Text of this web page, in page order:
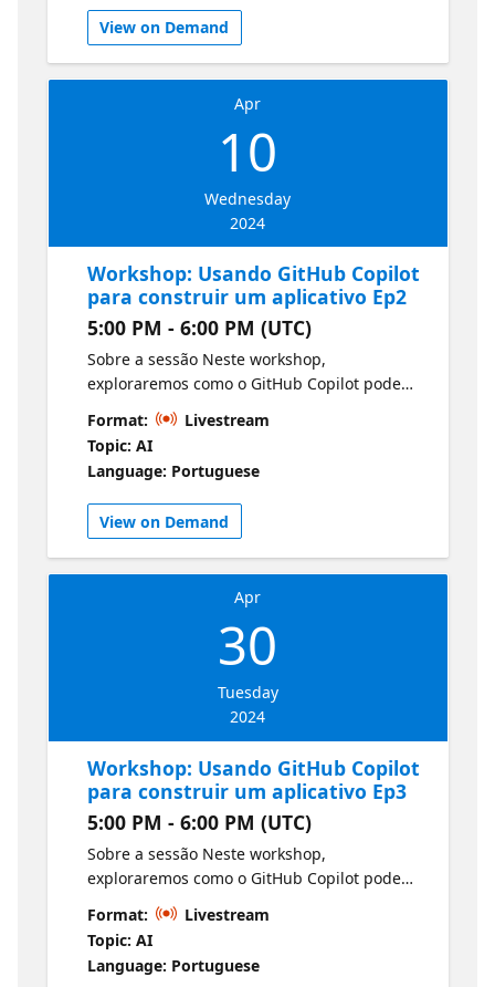
samples/copilot-nodejs-todo/main/docs//?
wt.mc_id=1reg_22004_webpage_reactor
https://learn.microsoft.com/en-
us/training/modules/explore-non-relational-
data-stores-azure/ /?
wt.mc_id=1reg_22004_webpage_reactor
Speaker: Glaucia Lemos - Developer Advocate
View on Demand
Apr
10
Wednesday
2024
Workshop: Usando GitHub Copilot
para construir um aplicativo Ep2
5:00 PM - 6:00 PM (UTC)
Sobre a sessão Neste workshop,
exploraremos como o GitHub Copilot pode
ser usado para acelerar o desenvolvimento e
a implantação de um aplicativo Node.js. Link
de Referência
https://moaw.dev/workshop/gh:azure-
samples/copilot-nodejs-todo/main/docs/ /?
wt.mc_id=1reg_22127_webpage_reactor
Speaker: Glaucia Lemos - Developer Advocate
🥑em JavaScrip/Node.js na Microsoft
Format:
Livestream
Topic: AI
Language: Portuguese
View on Demand
Apr
30
Tuesday
2024
Workshop: Usando GitHub Copilot
para construir um aplicativo Ep3
5:00 PM - 6:00 PM (UTC)
Sobre a sessão Neste workshop,
exploraremos como o GitHub Copilot pode
ser usado para acelerar o desenvolvimento e
a implantação de um aplicativo Node.js.
Links de Referência
https://moaw.dev/workshop/gh:azure-
Format:
Livestream
Topic: AI
Language: Portuguese